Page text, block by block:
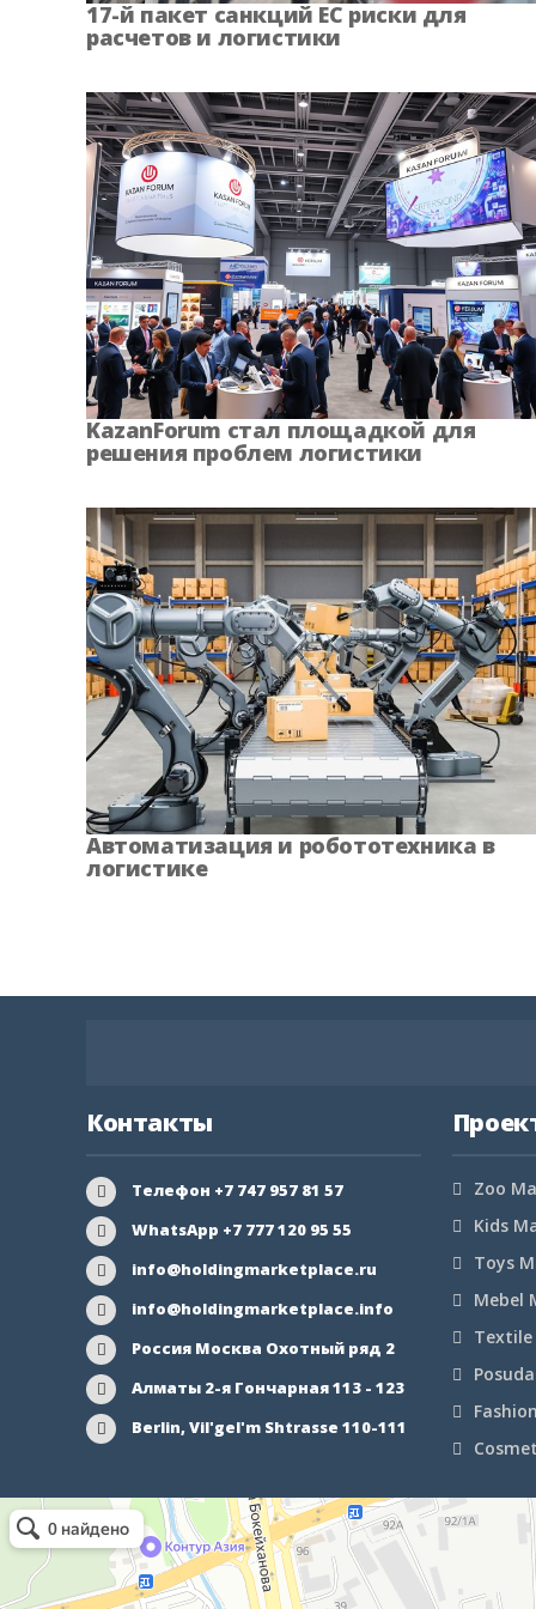
Ростовская область
Сахалинская область
Таймырский край
Тульская область Тыва
Хабаровский край
Чеченская Республика Чувашская
17-й пакет санкций ЕС риски для
расчетов и логистики
KazanForum стал площадкой для
решения проблем логистики
Автоматизация и робототехника в
логистике
Контакты
Телефон +7 747 957 81 57
WhatsApp +7 777 120 95 55
info@holdingmarketplace.ru
info@holdingmarketplace.info
Россия Москва Охотный ряд 2
Алматы 2-я Гончарная 113 - 123
Berlin, Vil'gel'm Shtrasse 110-111
Zoo
Kids
Toys
Mebel
Маркетплейс Казахстана
Рекламное агентство в Алматы
Информационное агентство в Алматы